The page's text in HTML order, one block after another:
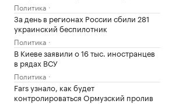
Политика
За день в регионах России сбили 281
украинский беспилотник
Политика
В Киеве заявили о 16 тыс. иностранцев
в рядах ВСУ
Политика
Fars узнало, как будет
контролироваться Ормузский пролив